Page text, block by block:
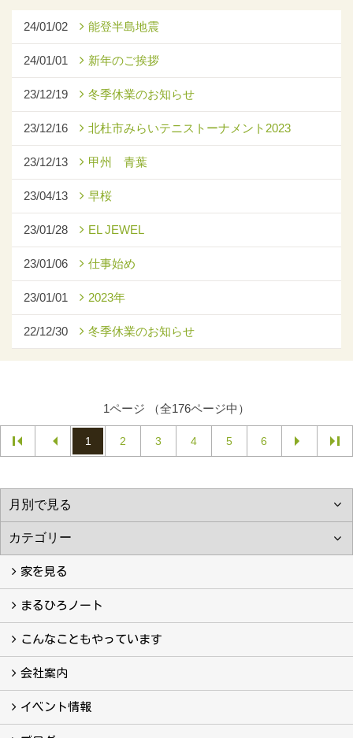
24/01/02 能登半島地震
24/01/01 新年のご挨拶
23/12/19 冬季休業のお知らせ
23/12/16 北杜市みらいテニストーナメント2023
23/12/13 甲州 青葉
23/04/13 早桜
23/01/28 EL JEWEL
23/01/06 仕事始め
23/01/01 2023年
22/12/30 冬季休業のお知らせ
1ページ （全176ページ中）
1 2 3 4 5 6
家を見る
フォトギャラリー
現場レポート
完工事例
お客様の声
まるひろノート
真っ直ぐの家づくり
自慢の大工たち
こだわりの自然素材
快適な家のエッセンス
注文住宅ができるまで
こんなこともやっています
こんなこともやっています
会社案内
会社案内
まるひろの人
スタッフ紹介
プライバシーポリシー
イベント情報